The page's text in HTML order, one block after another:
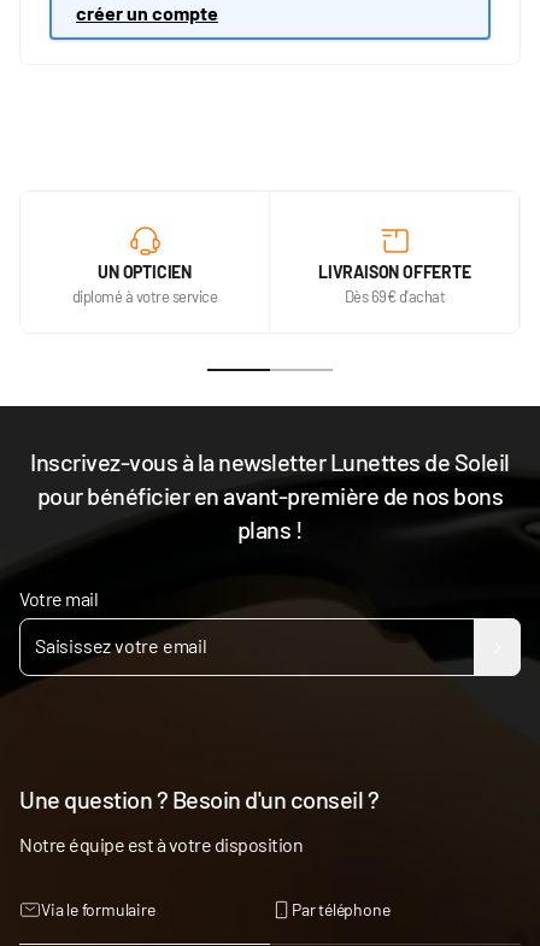
créer un compte
UN OPTICIEN
diplomé à votre service
LIVRAISON OFFERTE
Dès 69€ d'achat
Inscrivez-vous à la newsletter Lunettes de Soleil
pour bénéficier en avant-première de nos bons
plans !
Votre mail
Une question ? Besoin d'un conseil ?
Notre équipe est à votre disposition
Via le formulaire Par téléphone